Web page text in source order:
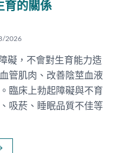
育的關係
2026
礙，不會對生育能力造
管肌肉、改善陰莖血液
臨床上勃起障礙與不育
吸菸、睡眠品質不佳等